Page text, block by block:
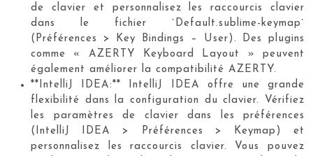
de clavier et personnalisez les raccourcis clavier
dans le fichier `Default.sublime-keymap`
(Préférences > Key Bindings – User). Des plugins
comme « AZERTY Keyboard Layout » peuvent
également améliorer la compatibilité AZERTY.
**IntelliJ IDEA:** IntelliJ IDEA offre une grande
flexibilité dans la configuration du clavier. Vérifiez
les paramètres de clavier dans les préférences
(IntelliJ IDEA > Préférences > Keymap) et
personnalisez les raccourcis clavier. Vous pouvez